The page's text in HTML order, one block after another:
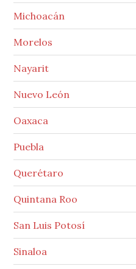
Michoacán
Morelos
Nayarit
Nuevo León
Oaxaca
Puebla
Querétaro
Quintana Roo
San Luis Potosí
Sinaloa